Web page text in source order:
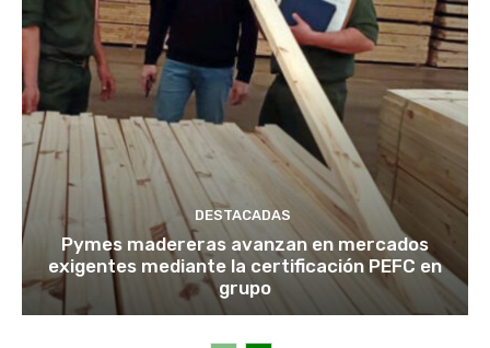
DESTACADAS
Pymes madereras avanzan en mercados
exigentes mediante la certificación PEFC en
grupo